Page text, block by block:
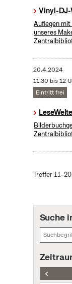
Vinyl-DJ-
Auflegen
unseres
20.4.2024
11:30 bis 12
Eintritt frei
Treffer
Suche